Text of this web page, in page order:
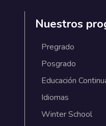
Nuestros
Pregrado
Posgrado
Educación
Idiomas
Winter School